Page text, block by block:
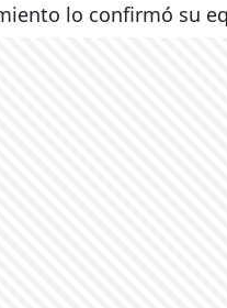
lo confirmó su